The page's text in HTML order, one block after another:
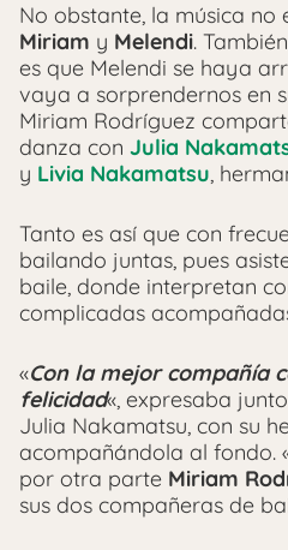
No obstante, la música no
Miriam y Melendi.
es que Melendi se haya
vaya a sorprendernos en
Miriam Rodríguez
danza con Julia
y Livia Nakamatsu,
Tanto es así que con
bailando juntas, pues
baile, donde interpretan
complicadas
«Con la mejor compañía
felicidad«, expresaba
Julia Nakamatsu, con su
acompañándola al fondo.
por otra parte Miriam
sus dos compañeras de